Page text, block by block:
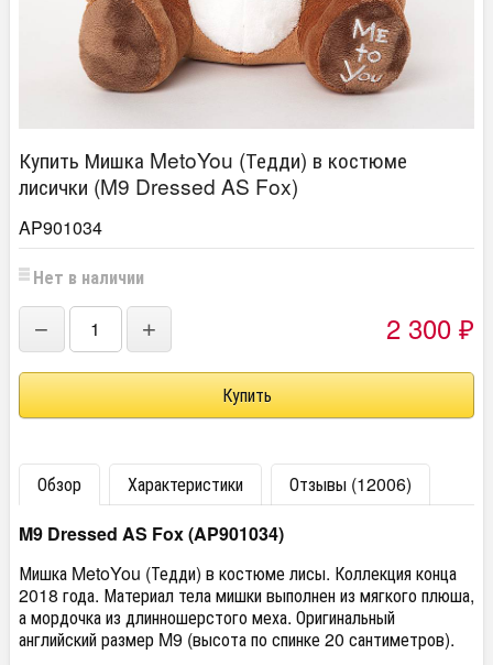
Купить Мишка MetoYou (Тедди) в костюме
лисички (M9 Dressed AS Fox)
AP901034
Нет в наличии
− + 2 300 ₽
Обзор Характеристики
Отзывы (12006)
M9 Dressed AS Fox (AP901034)
Мишка MetoYou (Тедди) в костюме лисы. Коллекция конца
2018 года. Материал тела мишки выполнен из мягкого плюша,
а мордочка из длинношерстого меха. Оригинальный
английский размер M9 (высота по спинке 20 сантиметров).